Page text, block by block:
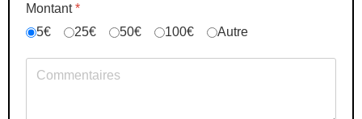
Montant*
5€
25€ 50€ 100€ Autre